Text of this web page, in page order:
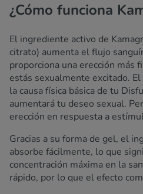
¿Cómo funciona
El ingrediente activo de
citrato) aumenta el flujo
proporciona una erección más
estás sexualmente excitado.
la causa física básica de tu
aumentará tu deseo sexual.
erección en respuesta a
Gracias a su forma de gel, el
absorbe fácilmente, lo que
concentración máxima en la
rápido, por lo que el efecto